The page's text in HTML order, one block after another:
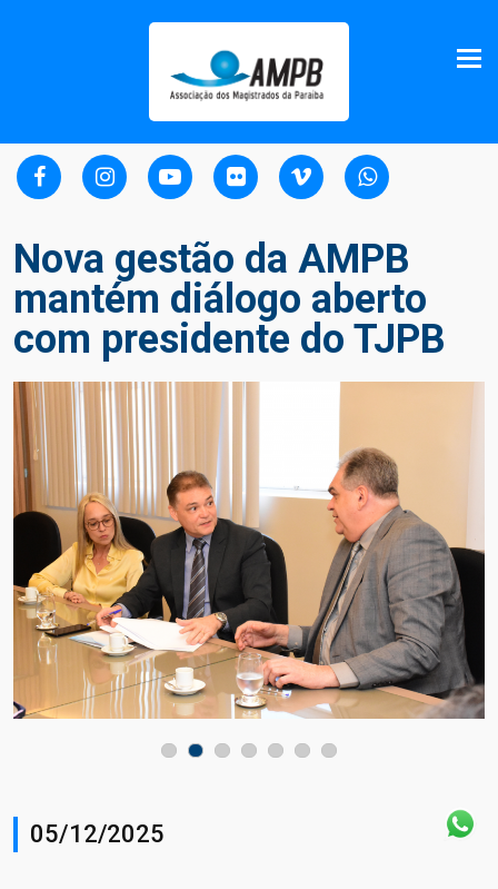
Nova gestão da AMPB
mantém diálogo aberto
com presidente do TJPB
05/12/2025